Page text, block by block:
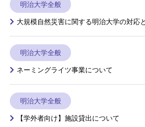
明治大学全般
大規模自然災害に関する明治大学の対応
明治大学全般
ネーミングライツ事業について
明治大学全般
【学外者向け】施設貸出について